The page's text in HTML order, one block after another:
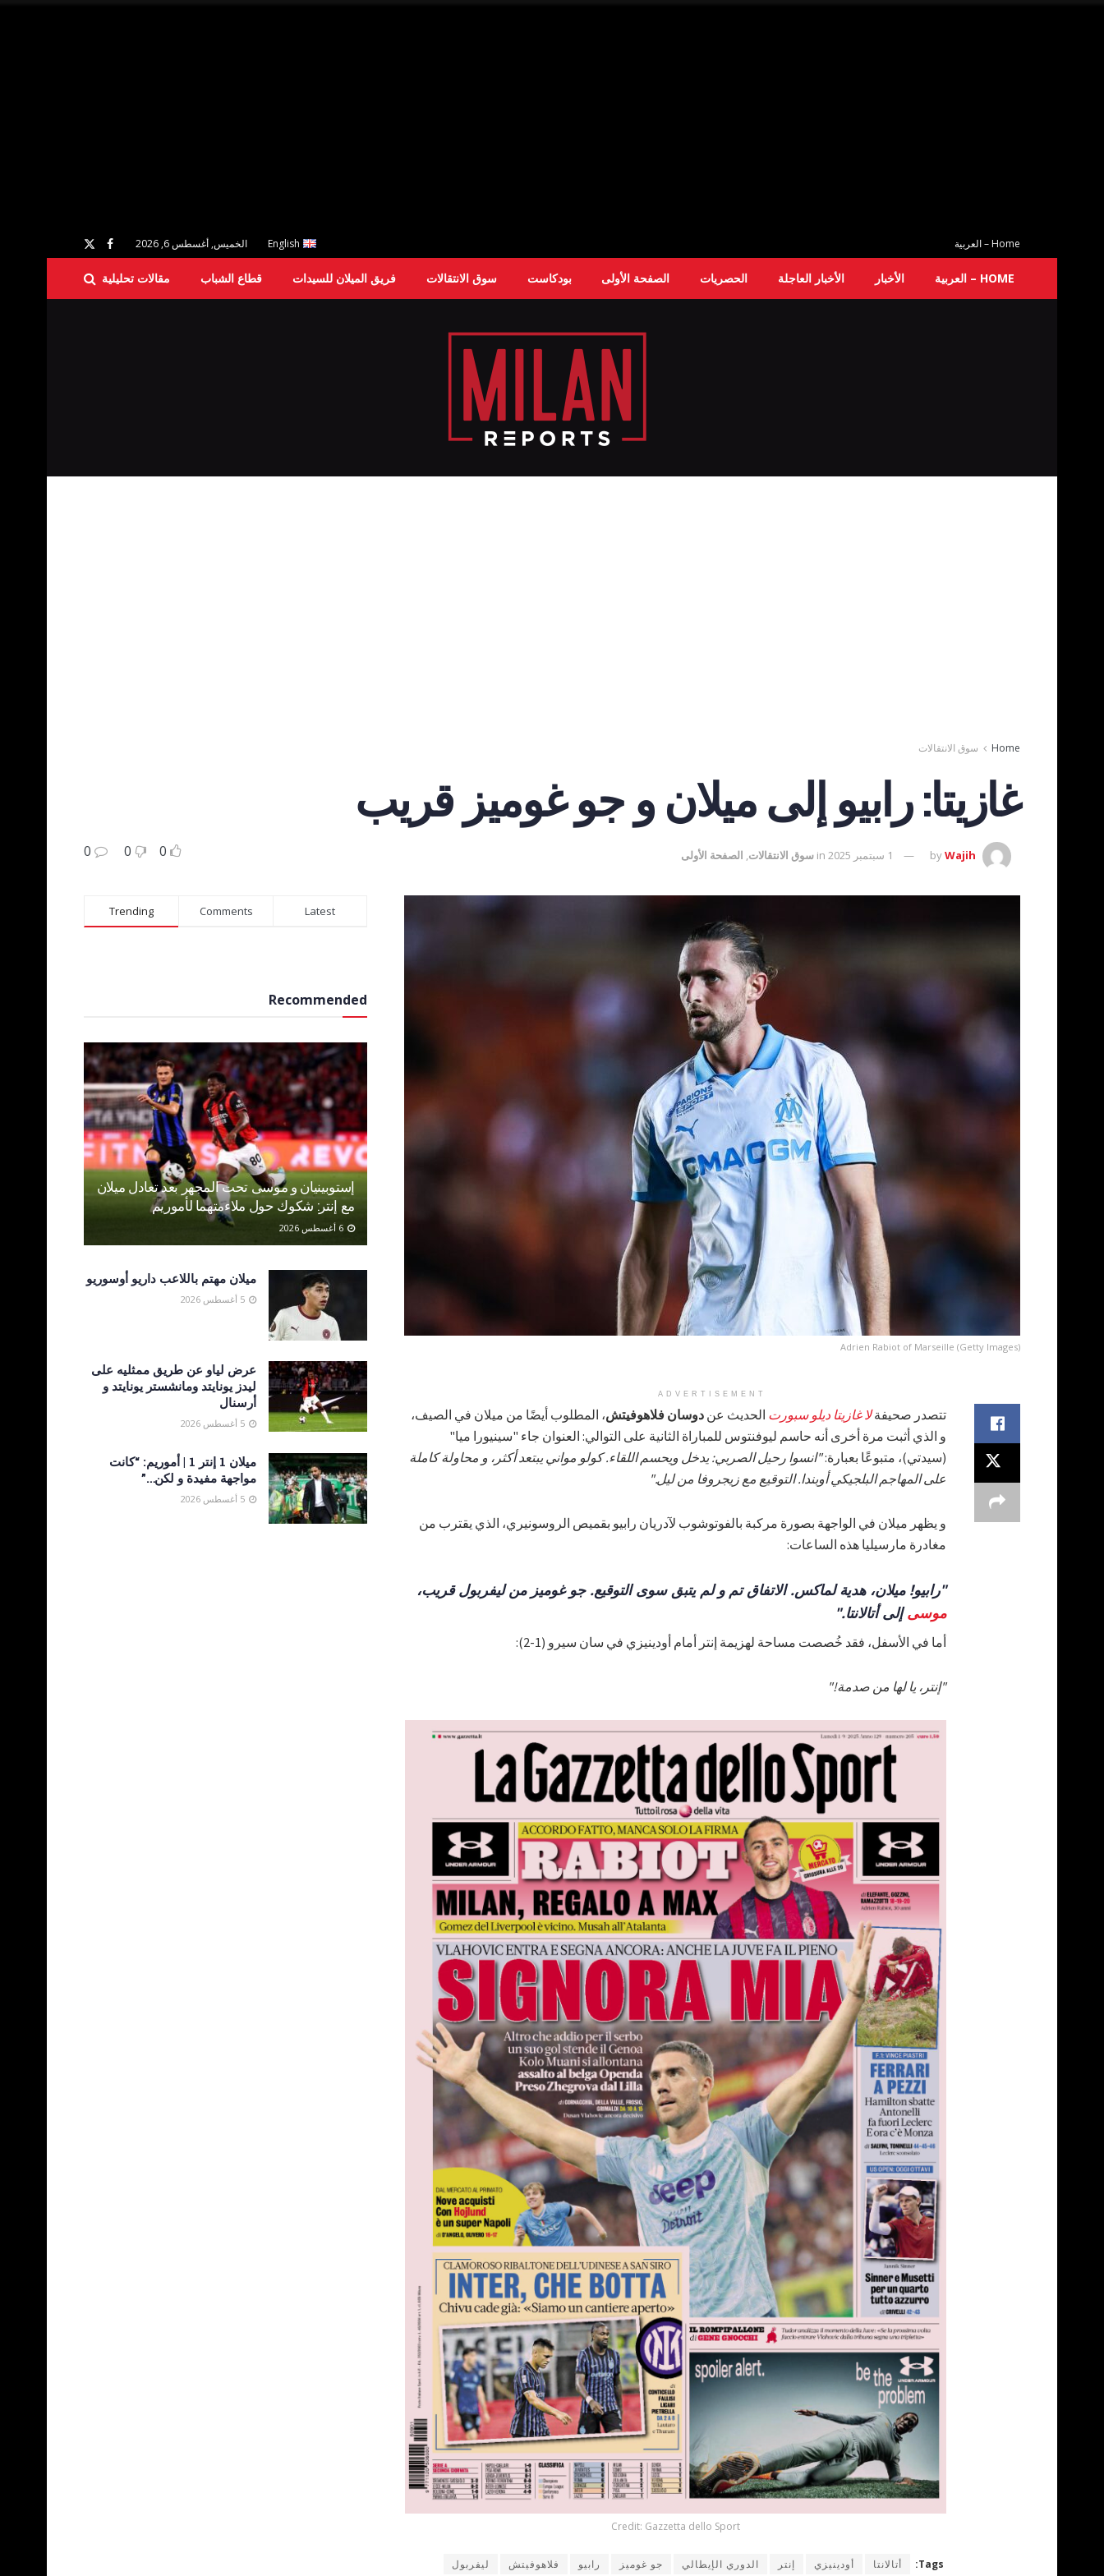
Home – العربية English الخميس, أغسطس 6, 2026
HOME – العربية الأخبار الأخبار العاجلة الحصريات الصفحة الأولى بودكاست سوق الانتقالات فريق الميلان للسيدات قطاع الشباب مقالات تحليلية
Home سوق الانتقالات
غازيتا: رابيو إلى ميلان و جو غوميز قريب
byWajih 1 سبتمبر 2025 in سوق الانتقالات, الصفحة الأولى 0
0
Adrien Rabiot of Marseille (Getty Images)
ADVERTISEMENT
تتصدر صحيفةلا غازيتا ديلو سبورت الحديث عن دوسان فلاهوفيتش، المطلوب أيضًا من ميلان في الصيف،
و الذي أثبت مرة أخرى أنه حاسم ليوفنتوس للمباراة الثانية على التوالي: العنوان جاء "سينيورا ميا"
(سيدتي)، متبوعًا بعبارة:"انسوا رحيل الصربي: يدخل ويحسم اللقاء. كولو مواني يبتعد أكثر، و محاولة كاملة
على المهاجم البلجيكي أوبندا. التوقيع مع زيجروفا من ليل."
و يظهر ميلان في الواجهة بصورة مركبة بالفوتوشوب لآدريان رابيو بقميص الروسونيري، الذي يقترب من
مغادرة مارسيليا هذه الساعات:
"رابيو! ميلان، هدية لماكس. الاتفاق تم و لم يتبق سوى التوقيع. جو غوميز من ليفربول قريب،
موسىإلى أتالانتا."
أما في الأسفل، فقد خُصصت مساحة لهزيمة إنتر أمام أودينيزي في سان سيرو (1-2):
"إنتر، يا لها من صدمة!"
Credit: Gazzetta dello Sport
Tags: أتالانتا أودينيزي إنتر الدوري الإيطالي جو غوميز رابيو فلاهوفيتش
ليفربول
Trending Comments Latest
Recommended
إستوبينيان و موسى تحت المجهر بعد تعادل ميلان
مع إنتر: شكوك حول ملاءمتهما لأموريم
ميلان مهتم باللاعب داريو أوسوريو
عرض لياو عن طريق ممثليه على
ليدز يونايتد ومانشستر يونايتد و
أرسنال
ميلان 1 إنتر 1 | أموريم: “كانت
مواجهة مفيدة و لكن…”